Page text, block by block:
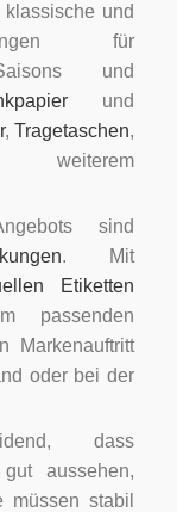
und
für
und
und
,Tragetaschen,
sind
. Mit
Etiketten
passenden
Markenauftritt
oder bei der
dass
aussehen,
müssen stabil